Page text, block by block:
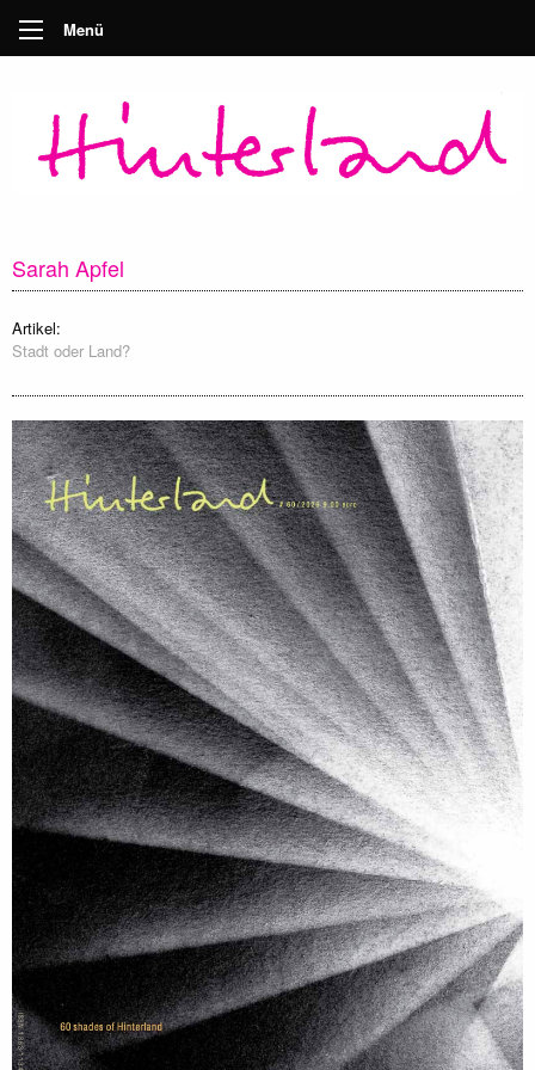
Menü
Sarah Apfel
Artikel:
Stadt oder Land?